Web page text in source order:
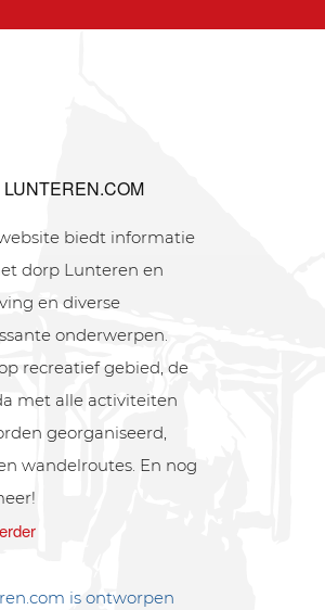
LUNTEREN.COM
biedt informatie
dorp Lunteren en
en diverse
onderwerpen.
recreatief gebied, de
met alle activiteiten
georganiseerd,
wandelroutes. En nog
is ontworpen